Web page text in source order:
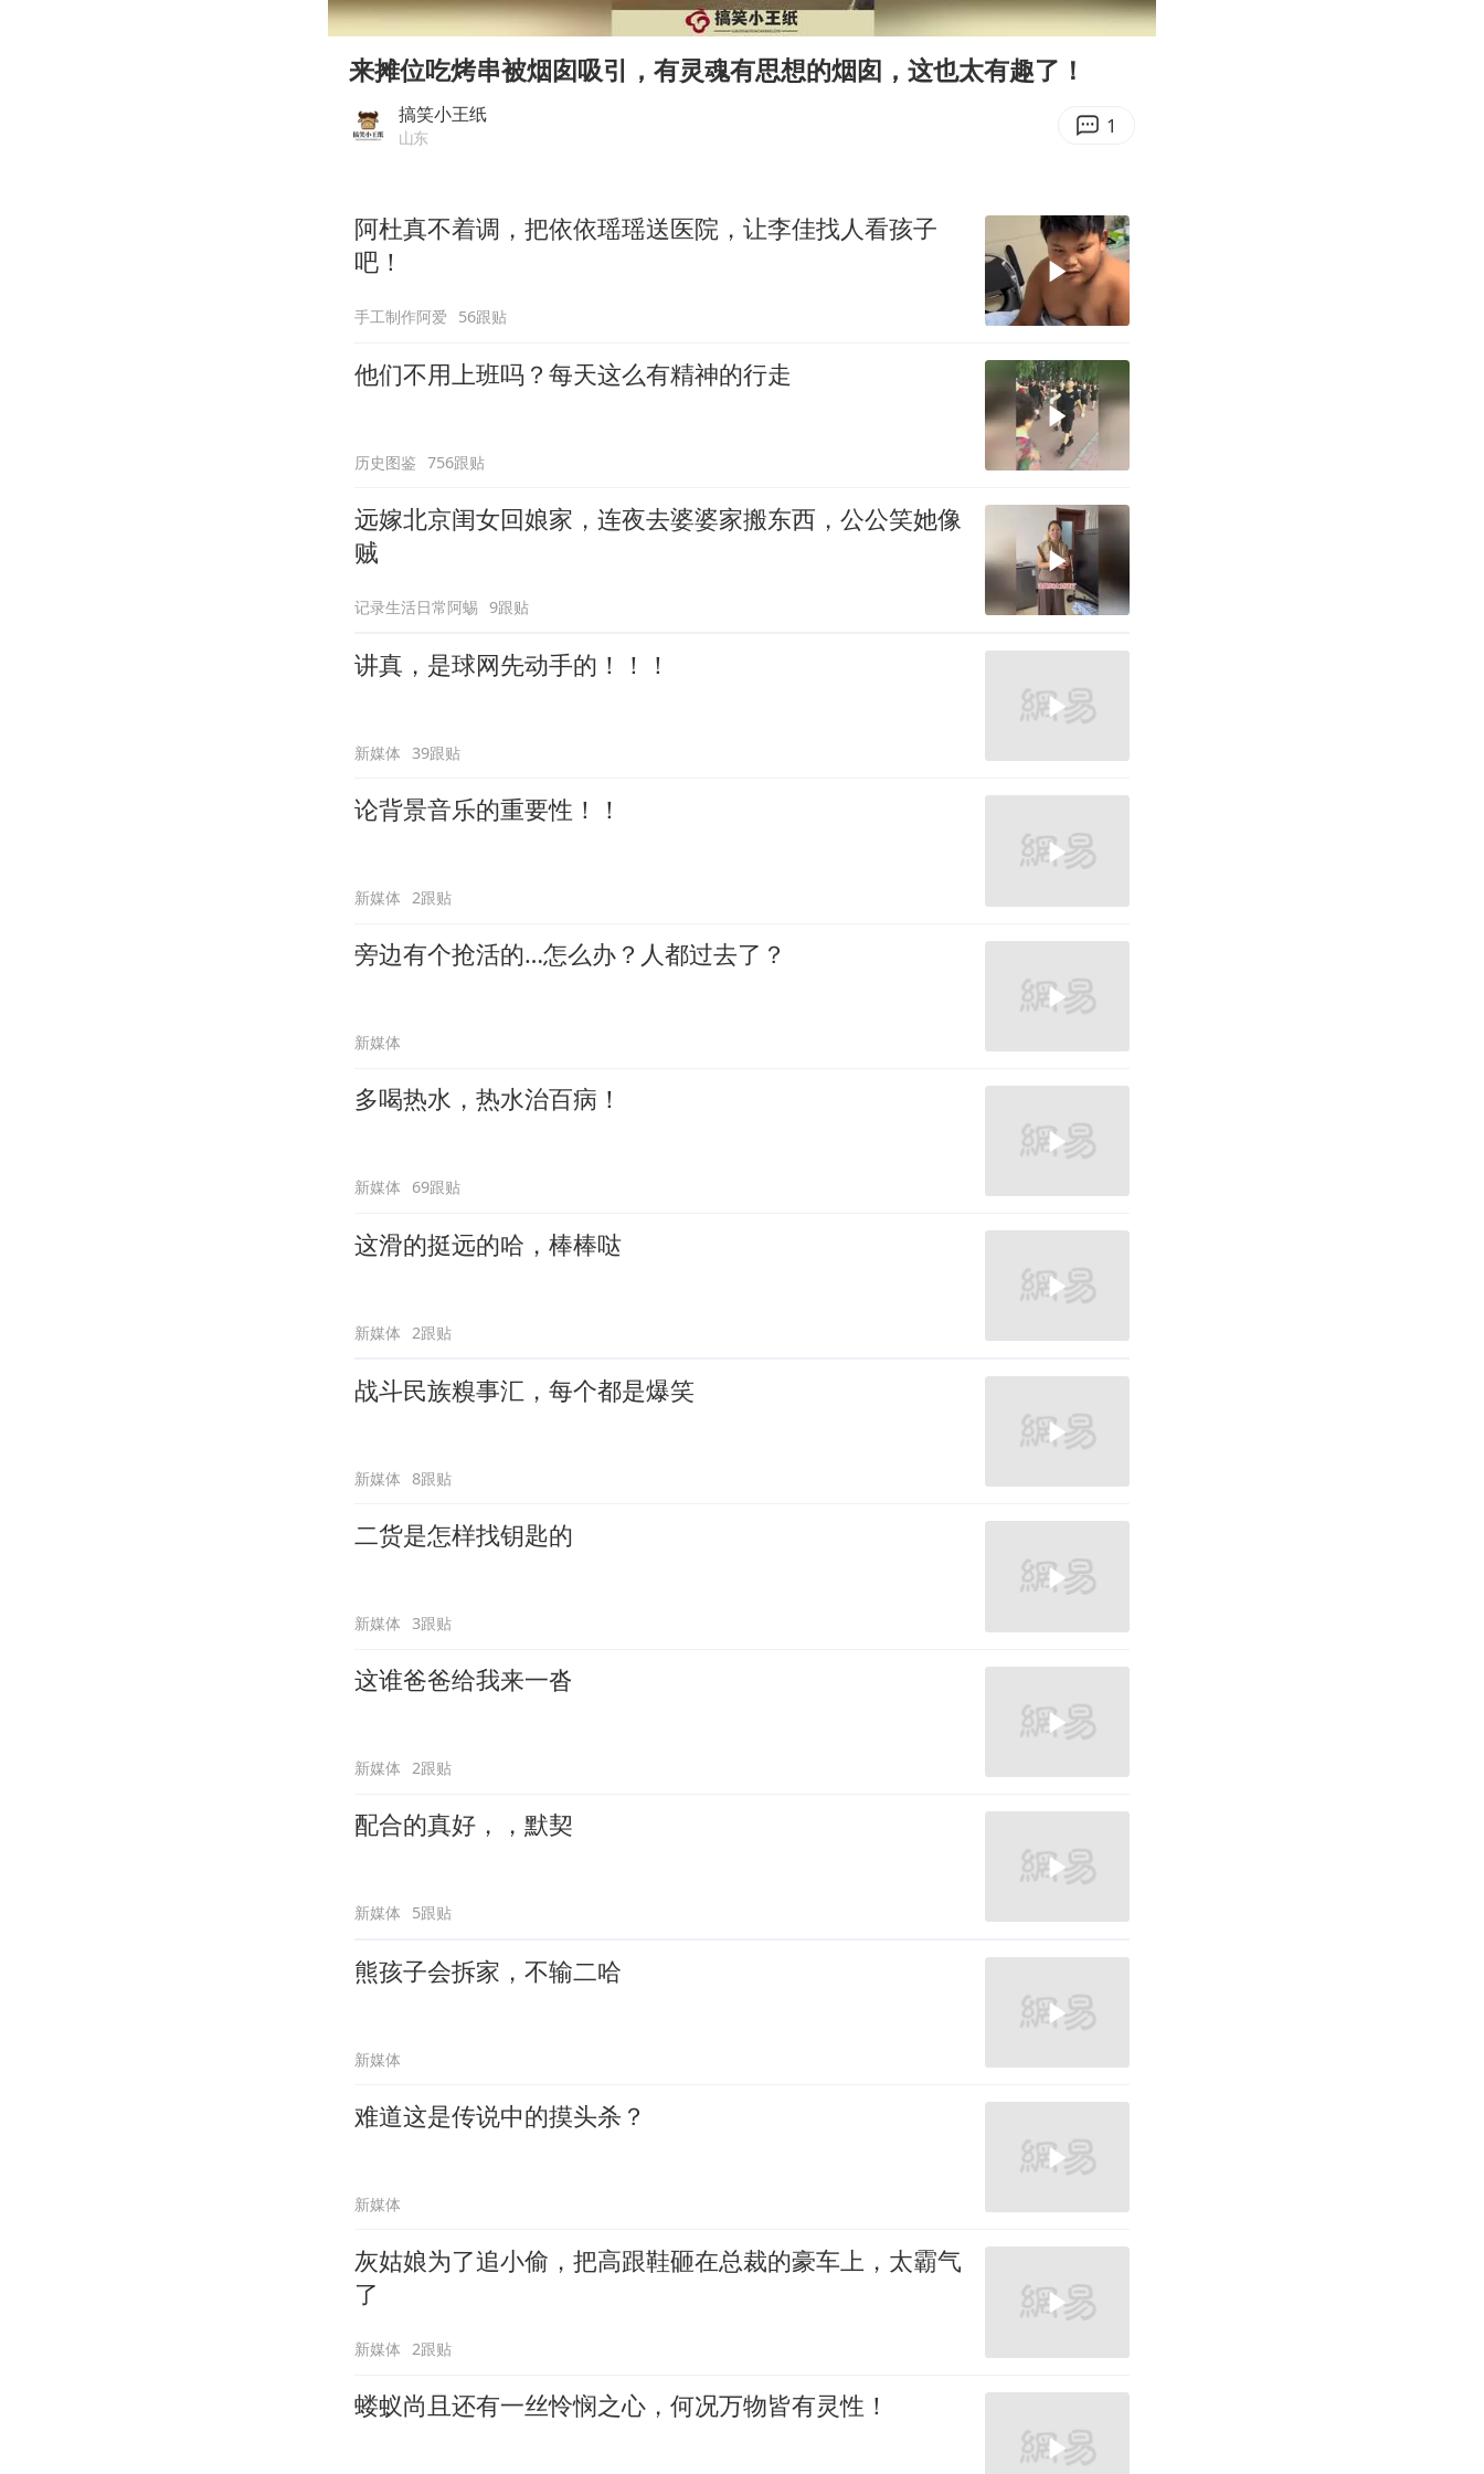
今日立秋你咬秋了吗
欧阳娜娜窦靖童好搭
00:00 00:10
来摊位吃烤串被烟囱吸引，有灵魂有思想的烟囱，这也太有趣了！
搞笑小王纸
山东 1
阿杜真不着调，把依依瑶瑶送医院，让李佳找人看孩子
吧！
手工制作阿爱 56跟贴
他们不用上班吗？每天这么有精神的行走
历史图鉴 756跟贴
远嫁北京闺女回娘家，连夜去婆婆家搬东西，公公笑她像
贼
记录生活日常阿蜴 9跟贴
讲真，是球网先动手的！！！
新媒体 39跟贴
论背景音乐的重要性！！
新媒体 2跟贴
旁边有个抢活的…怎么办？人都过去了？
新媒体
多喝热水，热水治百病！
新媒体 69跟贴
这滑的挺远的哈，棒棒哒
新媒体 2跟贴
战斗民族糗事汇，每个都是爆笑
新媒体 8跟贴
二货是怎样找钥匙的
新媒体 3跟贴
这谁爸爸给我来一沓
新媒体 2跟贴
配合的真好，，默契
新媒体 5跟贴
熊孩子会拆家，不输二哈
新媒体
难道这是传说中的摸头杀？
新媒体
灰姑娘为了追小偷，把高跟鞋砸在总裁的豪车上，太霸气
了
新媒体 2跟贴
蝼蚁尚且还有一丝怜悯之心，何况万物皆有灵性！